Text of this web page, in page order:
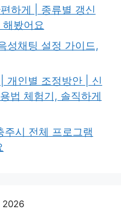
하게 | 종류별 갱신
봤어요
성채팅 설정 가이드,
개인별 조정방안 | 신
법 체험기, 솔직하게
주시 전체 프로그램